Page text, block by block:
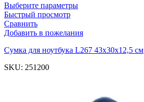
Выберите параметры
Быстрый просмотр
Сравнить
Добавить в пожелания
Cумка для ноутбука L267 43х30х12,5 см
SKU: 251200